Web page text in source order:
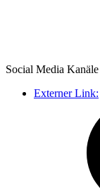
Social Media Kanäle
Externer Link: